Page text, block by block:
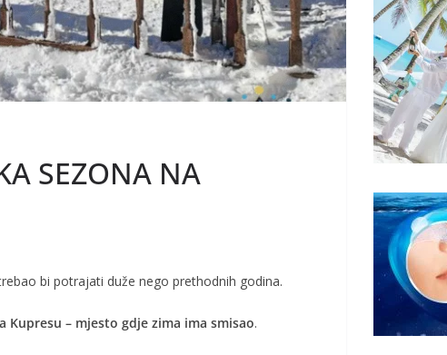
SEZONA NA
bi potrajati duže nego prethodnih godina.
Kupresu – mjesto gdje zima ima smisao.